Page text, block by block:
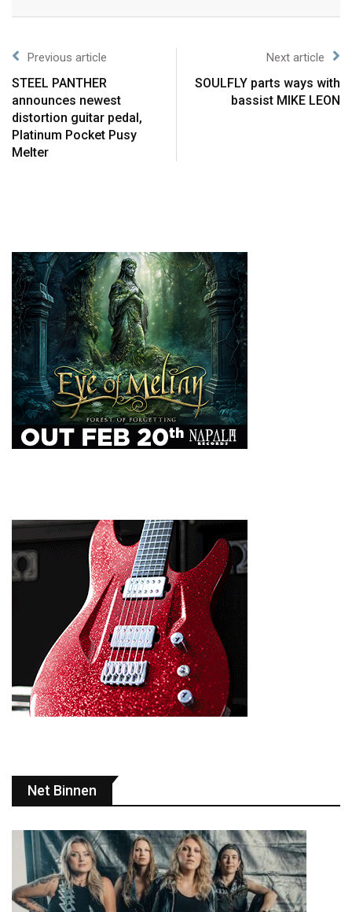
Previous article
STEEL PANTHER
announces newest
distortion guitar pedal,
Platinum Pocket Pusy
Melter
Next article
SOULFLY parts ways with
bassist MIKE LEON
Net Binnen